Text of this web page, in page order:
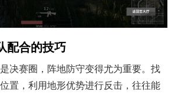
配合的技巧
决赛圈，阵地防守变得尤为重要。找
置，利用地形优势进行反击，往往能